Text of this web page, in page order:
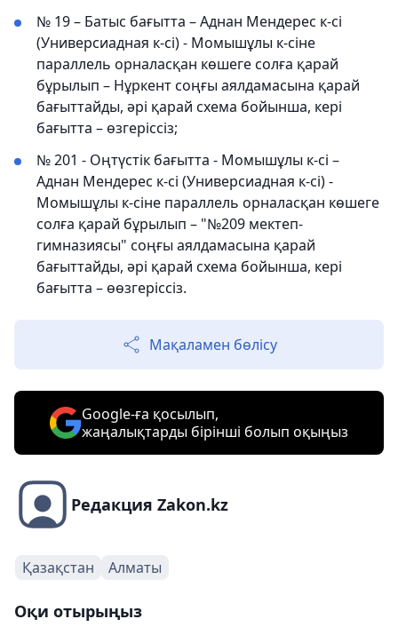
№ 19 – Батыс бағытта – Аднан Мендерес к-сі
(Универсиадная к-сі) - Момышұлы к-сіне
параллель орналасқан көшеге солға қарай
бұрылып – Нұркент соңғы аялдамасына қарай
бағыттайды, әрі қарай схема бойынша, кері
бағытта – өзгеріссіз;
№ 201 - Оңтүстік бағытта - Момышұлы к-сі –
Аднан Мендерес к-сі (Универсиадная к-сі) -
Момышұлы к-сіне параллель орналасқан көшеге
солға қарай бұрылып – "№209 мектеп-
гимназиясы" соңғы аялдамасына қарай
бағыттайды, әрі қарай схема бойынша, кері
бағытта – өөзгеріссіз.
Мақаламен бөлісу
Google-ға қосылып,
жаңалықтарды бірінші болып оқыңыз
Редакция Zakon.kz
Қазақстан Алматы
Оқи отырыңыз